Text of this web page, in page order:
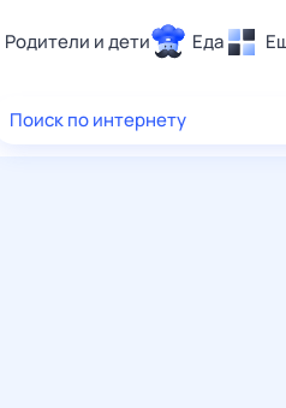
Родители и дети Еда
Здоровье
Поиск по интернету